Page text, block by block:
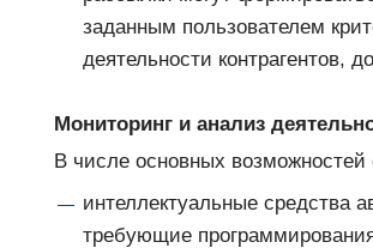
заданным пользователем
деятельности контрагентов,
Мониторинг и анализ
В числе основных
интеллектуальные средства
требующие